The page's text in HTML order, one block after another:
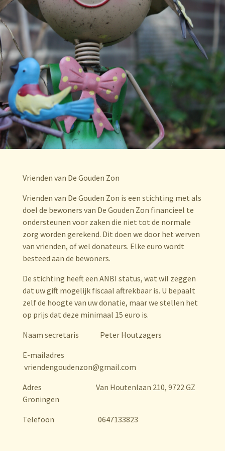
Vrienden van De Gouden Zon
Vrienden van De Gouden Zon is een stichting met als
doel de bewoners van De Gouden Zon financieel te
ondersteunen voor zaken die niet tot de normale
zorg worden gerekend. Dit doen we door het werven
van vrienden, of wel donateurs. Elke euro wordt
besteed aan de bewoners.
De stichting heeft een ANBI status, wat wil zeggen
dat uw gift mogelijk fiscaal aftrekbaar is. U bepaalt
zelf de hoogte van uw donatie, maar we stellen het
op prijs dat deze minimaal 15 euro is.
Naam secretaris Peter Houtzagers
E-mailadres
vriendengoudenzon@gmail.com
Adres Van Houtenlaan 210, 9722 GZ
Groningen
Telefoon 0647133823